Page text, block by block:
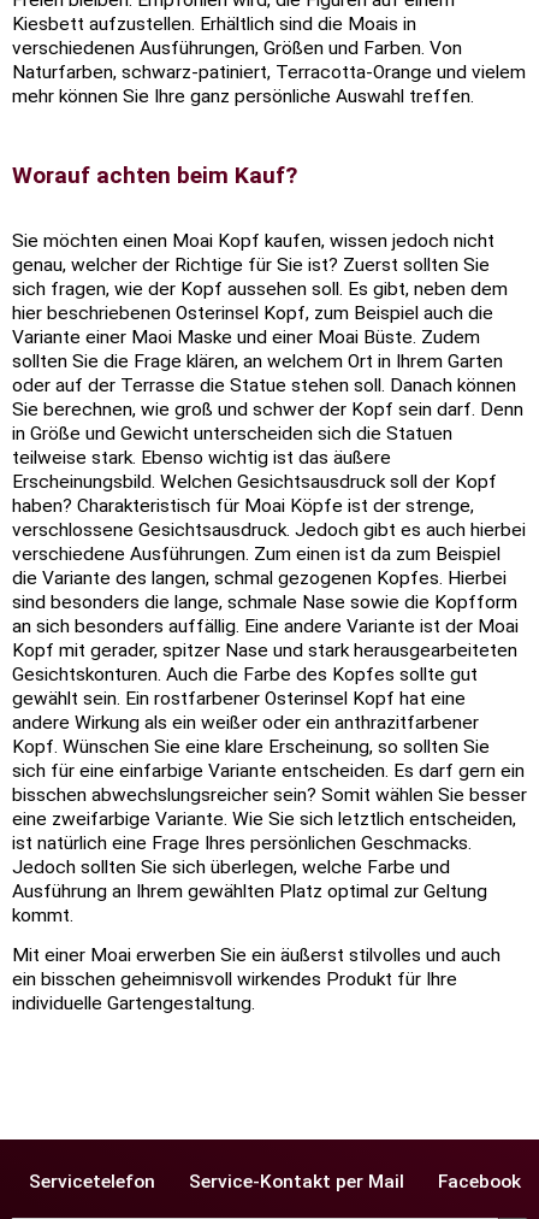
Kiesbett aufzustellen. Erhältlich sind die Moais in
verschiedenen Ausführungen, Größen und Farben. Von
Naturfarben, schwarz-patiniert, Terracotta-Orange und vielem
mehr können Sie Ihre ganz persönliche Auswahl treffen.
Worauf achten beim Kauf?
Sie möchten einen Moai Kopf kaufen, wissen jedoch nicht
genau, welcher der Richtige für Sie ist? Zuerst sollten Sie
sich fragen, wie der Kopf aussehen soll. Es gibt, neben dem
hier beschriebenen Osterinsel Kopf, zum Beispiel auch die
Variante einer Maoi Maske und einer Moai Büste. Zudem
sollten Sie die Frage klären, an welchem Ort in Ihrem Garten
oder auf der Terrasse die Statue stehen soll. Danach können
Sie berechnen, wie groß und schwer der Kopf sein darf. Denn
in Größe und Gewicht unterscheiden sich die Statuen
teilweise stark. Ebenso wichtig ist das äußere
Erscheinungsbild. Welchen Gesichtsausdruck soll der Kopf
haben? Charakteristisch für Moai Köpfe ist der strenge,
verschlossene Gesichtsausdruck. Jedoch gibt es auch hierbei
verschiedene Ausführungen. Zum einen ist da zum Beispiel
die Variante des langen, schmal gezogenen Kopfes. Hierbei
sind besonders die lange, schmale Nase sowie die Kopfform
an sich besonders auffällig. Eine andere Variante ist der Moai
Kopf mit gerader, spitzer Nase und stark herausgearbeiteten
Gesichtskonturen. Auch die Farbe des Kopfes sollte gut
gewählt sein. Ein rostfarbener Osterinsel Kopf hat eine
andere Wirkung als ein weißer oder ein anthrazitfarbener
Kopf. Wünschen Sie eine klare Erscheinung, so sollten Sie
sich für eine einfarbige Variante entscheiden. Es darf gern ein
bisschen abwechslungsreicher sein? Somit wählen Sie besser
eine zweifarbige Variante. Wie Sie sich letztlich entscheiden,
ist natürlich eine Frage Ihres persönlichen Geschmacks.
Jedoch sollten Sie sich überlegen, welche Farbe und
Ausführung an Ihrem gewählten Platz optimal zur Geltung
kommt.
Mit einer Moai erwerben Sie ein äußerst stilvolles und auch
ein bisschen geheimnisvoll wirkendes Produkt für Ihre
individuelle Gartengestaltung.
Servicetelefon Service-Kontakt per Mail Facebook